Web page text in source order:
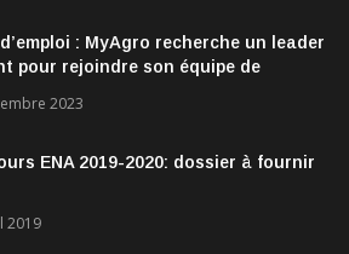
: MyAgro recherche un leader
pour rejoindre son équipe de
2023
ENA 2019-2020: dossier à fournir
2019